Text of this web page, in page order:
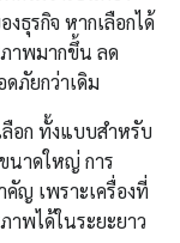
ธุรกิจ หากเลือกได้
าพมากขึ้น ลด
ภัยกว่าเดิม
อก ทั้งแบบสำหรับ
นาดใหญ่ การ
คัญ เพราะเครื่องที่
พได้ในระยะยาว